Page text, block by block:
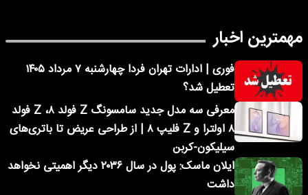
مهمترین اخبار
فوری | ادارات تهران فردا چهارشنبه ۷ مرداد ۱۴۰۵
تعطیل شد؟
معرفی سه مدل جدید سامسونگ Z فولد ۸، Z فولد
۸ اولترا و Z فلیپ ۸ | از طراحی عریض تا باتری‌های
سیلیکون-کربن
ایلان ماسک: پول در سال ۲۰۳۶ دیگر اهمیتی نخواهد
داشت